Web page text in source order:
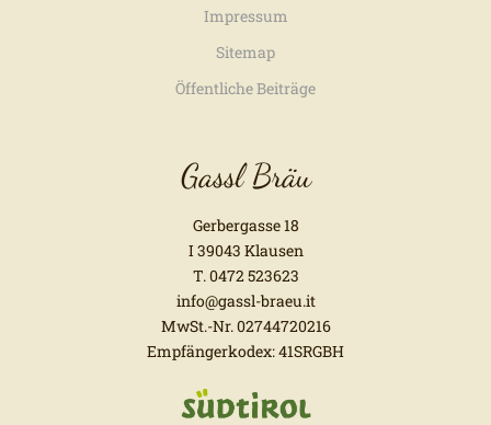
Impressum
Sitemap
Öffentliche Beiträge
Gassl Bräu
Gerbergasse 18
I 39043 Klausen
T. 0472 523623
info@gassl-braeu.it
MwSt.-Nr. 02744720216
Empfängerkodex: 41SRGBH